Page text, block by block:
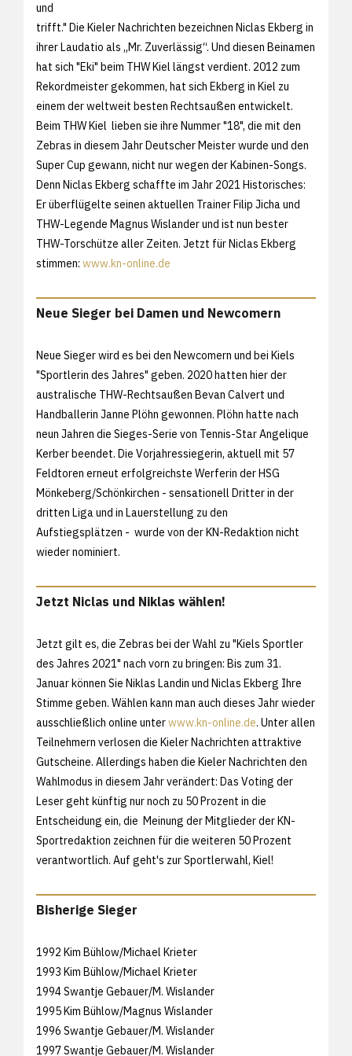
und
trifft." Die Kieler Nachrichten bezeichnen Niclas Ekberg in
ihrer Laudatio als „Mr. Zuverlässig“. Und diesen Beinamen
hat sich "Eki" beim THW Kiel längst verdient. 2012 zum
Rekordmeister gekommen, hat sich Ekberg in Kiel zu
einem der weltweit besten Rechtsaußen entwickelt.
Beim THW Kiel lieben sie ihre Nummer "18", die mit den
Zebras in diesem Jahr Deutscher Meister wurde und den
Super Cup gewann, nicht nur wegen der Kabinen-Songs.
Denn Niclas Ekberg schaffte im Jahr 2021 Historisches:
Er überflügelte seinen aktuellen Trainer Filip Jicha und
THW-Legende Magnus Wislander und ist nun bester
THW-Torschütze aller Zeiten. Jetzt für Niclas Ekberg
stimmen: www.kn-online.de
Neue Sieger bei Damen und Newcomern
Neue Sieger wird es bei den Newcomern und bei Kiels
"Sportlerin des Jahres" geben. 2020 hatten hier der
australische THW-Rechtsaußen Bevan Calvert und
Handballerin Janne Plöhn gewonnen. Plöhn hatte nach
neun Jahren die Sieges-Serie von Tennis-Star Angelique
Kerber beendet. Die Vorjahressiegerin, aktuell mit 57
Feldtoren erneut erfolgreichste Werferin der HSG
Mönkeberg/Schönkirchen - sensationell Dritter in der
dritten Liga und in Lauerstellung zu den
Aufstiegsplätzen - wurde von der KN-Redaktion nicht
wieder nominiert.
Jetzt Niclas und Niklas wählen!
Jetzt gilt es, die Zebras bei der Wahl zu "Kiels Sportler
des Jahres 2021" nach vorn zu bringen: Bis zum 31.
Januar können Sie Niklas Landin und Niclas Ekberg Ihre
Stimme geben. Wählen kann man auch dieses Jahr wieder
ausschließlich online unterwww.kn-online.de. Unter allen
Teilnehmern verlosen die Kieler Nachrichten attraktive
Gutscheine. Allerdings haben die Kieler Nachrichten den
Wahlmodus in diesem Jahr verändert: Das Voting der
Leser geht künftig nur noch zu 50 Prozent in die
Entscheidung ein, die Meinung der Mitglieder der KN-
Sportredaktion zeichnen für die weiteren 50 Prozent
verantwortlich. Auf geht's zur Sportlerwahl, Kiel!
Bisherige Sieger
1992 Kim Bühlow/Michael Krieter
1993 Kim Bühlow/Michael Krieter
1994 Swantje Gebauer/M. Wislander
1995 Kim Bühlow/Magnus Wislander
1996 Swantje Gebauer/M. Wislander
1997 Swantje Gebauer/M. Wislander